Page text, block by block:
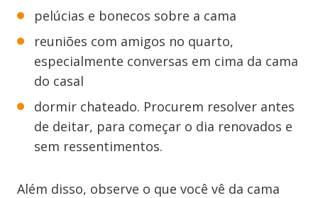
pelúcias e bonecos sobre a cama
reuniões com amigos no quarto,
especialmente conversas em cima da cama
do casal
dormir chateado. Procurem resolver antes
de deitar, para começar o dia renovados e
sem ressentimentos.
Além disso, observe o que você vê da cama